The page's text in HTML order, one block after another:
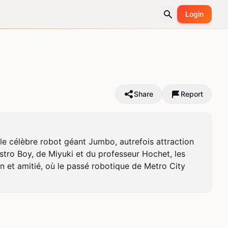
Login
Share Report
célèbre robot géant Jumbo, autrefois attraction
Boy, de Miyuki et du professeur Hochet, les
et amitié, où le passé robotique de Metro City